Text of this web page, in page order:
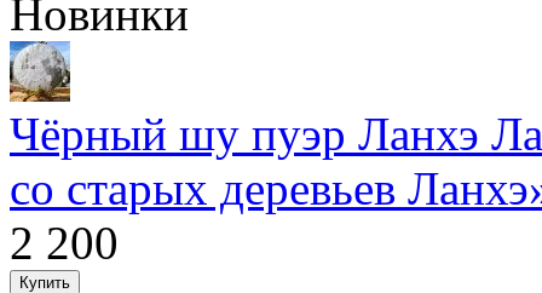
Новинки
Чёрный шу пуэр Ланхэ
со старых деревьев
2 200